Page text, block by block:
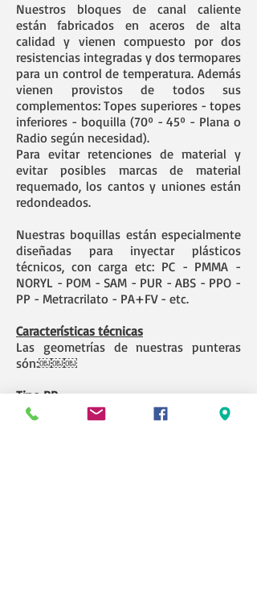
Nuestros bloques de canal caliente
están fabricados en aceros de alta
calidad y vienen compuesto por dos
resistencias integradas y dos termopares
para un control de temperatura. Además
vienen provistos de todos sus
complementos: Topes superiores - topes
inferiores - boquilla (70º - 45º - Plana o
Radio según necesidad).
Para evitar retenciones de material y
evitar posibles marcas de material
requemado, los cantos y uniones están
redondeados.
Nuestras boquillas están especialmente
diseñadas para inyectar plásticos
técnicos, con carga etc: PC - PMMA -
NORYL - POM - SAM - PUR - ABS - PPO -
PP - Metracrilato - PA+FV - etc.
Características técnicas
Las geometrías de nuestras punteras
són:￼￼￼
Tipo BP
Ningún punto de retención. Cambio de